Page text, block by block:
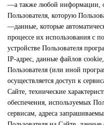
—а также любой информации,
Пользователя, которую
—данные, которые
процессе их использования с
устройстве Пользователя
IP-адрес, данные файлов
Пользователя (или иной
осуществляется доступ к
Сайте, технические
обеспечения, используемых
сервисам, адреса